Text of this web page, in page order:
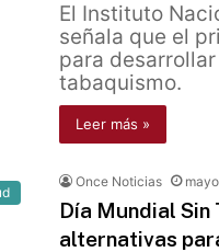
El Instituto
señala que el
para
tabaquismo.
Leer más »
Once Noticias
Día Mundial
alternativas